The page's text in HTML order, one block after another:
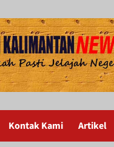
Kontak Kami Artikel